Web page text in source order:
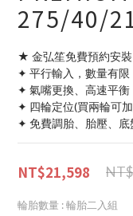
275/40/
★ 金弘笙免費預約安裝
✦ 平行輸入，數量有限
✦ 氣嘴更換、高速平衡
✦ 四輪定位(買兩輪可
✦ 免費調胎、胎壓、底
NT$21,598
輪胎數量 : 輪胎二入組